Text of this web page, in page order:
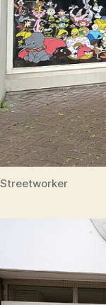
Streetworker